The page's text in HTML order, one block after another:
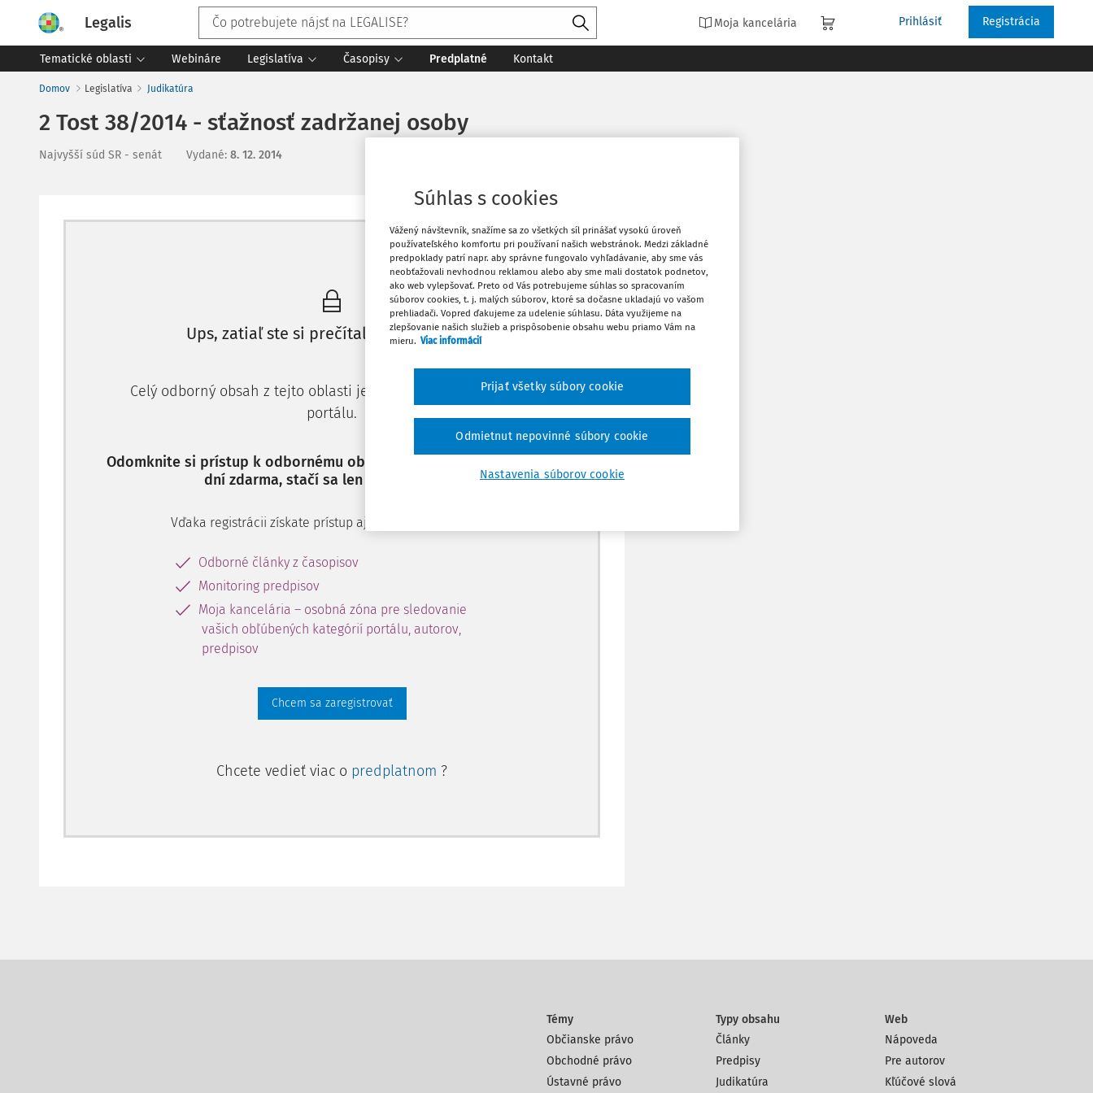
Legalis Moja kancelária Prihlásiť Registrácia
Tematické oblasti Webináre Legislatíva Časopisy Predplatné Kontakt
Domov Legislatíva Judikatúra
2 Tost 38/2014 - sťažnosť zadržanej osoby
Najvyšší súd SR - senát Vydané: 8. 12. 2014
Máte predplatné? Prihláste sa
Ups, zatiaľ ste si prečítali len začiatok...
Celý odborný obsah z tejto oblasti je dostupný predplatiteľom
portálu.
Odomknite si prístup k odbornému obsahu a získajte prístup na 10
dní zdarma, stačí sa len zaregistrovať.
Vďaka registrácii získate prístup aj k vybranému obsahu:
Odborné články z časopisov
Monitoring predpisov
Moja kancelária – osobná zóna pre sledovanie
vašich obľúbených kategórií portálu, autorov,
predpisov
Chcem sa zaregistrovať
Chcete vedieť viac o predplatnom ?
Vytlačiť
Obľúbené
Stiahnuť
Témy
Občianske právo
Obchodné právo
Ústavné právo
Typy obsahu
Články
Predpisy
Judikatúra
Web
Nápoveda
Pre autorov
Kľúčové slová
Súhlas s cookies
Vážený návštevník, snažíme sa zo všetkých síl prinášať vysokú úroveň
používateľského komfortu pri používaní našich webstránok. Medzi základné
predpoklady patrí napr. aby správne fungovalo vyhľadávanie, aby sme vás
neobťažovali nevhodnou reklamou alebo aby sme mali dostatok podnetov,
ako web vylepšovať. Preto od Vás potrebujeme súhlas so spracovaním
súborov cookies, t. j. malých súborov, ktoré sa dočasne ukladajú vo vašom
prehliadači. Vopred ďakujeme za udelenie súhlasu. Dáta využijeme na
zlepšovanie našich služieb a prispôsobenie obsahu webu priamo Vám na
mieru. Viac informácií
Nastavenia súborov cookie
Odmietnut nepovinné súbory cookie
Prijať všetky súbory cookie